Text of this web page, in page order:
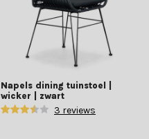
Napels dining tuinstoel |
wicker | zwart
3 reviews